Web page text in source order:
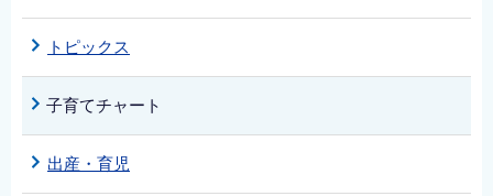
トピックス
子育てチャート
出産・育児